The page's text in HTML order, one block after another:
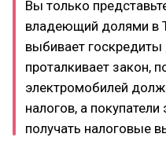
Вы только
владеющий долями в
выбивает госкредиты
проталкивает закон,
электромобилей
налогов, а
получать налоговые